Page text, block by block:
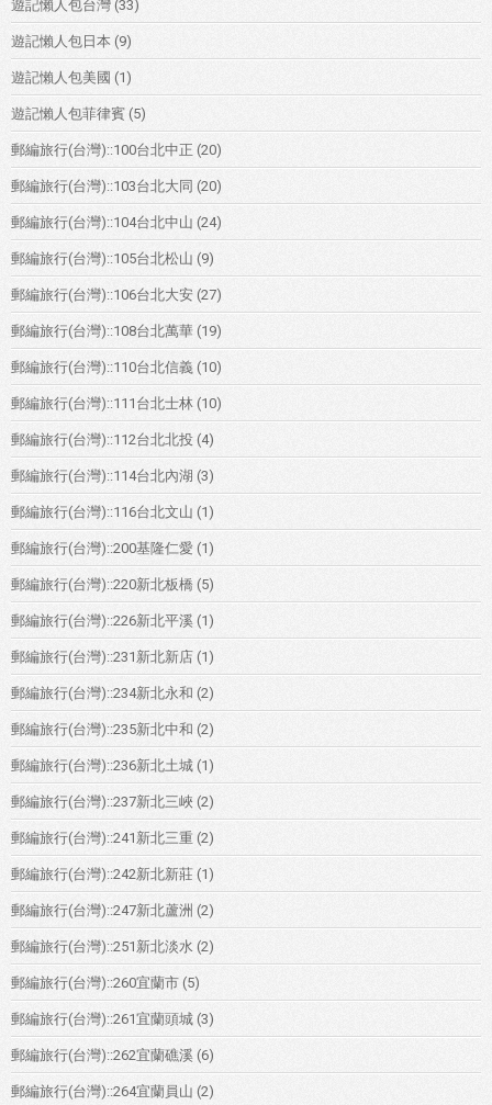
遊記懶人包台灣 (33)
遊記懶人包日本 (9)
遊記懶人包美國 (1)
遊記懶人包菲律賓 (5)
郵編旅行(台灣)::100台北中正 (20)
郵編旅行(台灣)::103台北大同 (20)
郵編旅行(台灣)::104台北中山 (24)
郵編旅行(台灣)::105台北松山 (9)
郵編旅行(台灣)::106台北大安 (27)
郵編旅行(台灣)::108台北萬華 (19)
郵編旅行(台灣)::110台北信義 (10)
郵編旅行(台灣)::111台北士林 (10)
郵編旅行(台灣)::112台北北投 (4)
郵編旅行(台灣)::114台北內湖 (3)
郵編旅行(台灣)::116台北文山 (1)
郵編旅行(台灣)::200基隆仁愛 (1)
郵編旅行(台灣)::220新北板橋 (5)
郵編旅行(台灣)::226新北平溪 (1)
郵編旅行(台灣)::231新北新店 (1)
郵編旅行(台灣)::234新北永和 (2)
郵編旅行(台灣)::235新北中和 (2)
郵編旅行(台灣)::236新北土城 (1)
郵編旅行(台灣)::237新北三峽 (2)
郵編旅行(台灣)::241新北三重 (2)
郵編旅行(台灣)::242新北新莊 (1)
郵編旅行(台灣)::247新北蘆洲 (2)
郵編旅行(台灣)::251新北淡水 (2)
郵編旅行(台灣)::260宜蘭市 (5)
郵編旅行(台灣)::261宜蘭頭城 (3)
郵編旅行(台灣)::262宜蘭礁溪 (6)
郵編旅行(台灣)::264宜蘭員山 (2)